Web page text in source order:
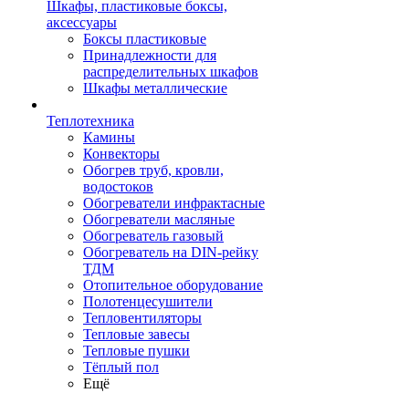
Шкафы, пластиковые боксы,
аксессуары
Боксы пластиковые
Принадлежности для
распределительных шкафов
Шкафы металлические
Теплотехника
Камины
Конвекторы
Обогрев труб, кровли,
водостоков
Обогреватели инфрактасные
Обогреватели масляные
Обогреватель газовый
Обогреватель на DIN-рейку
ТДМ
Отопительное оборудование
Полотенцесушители
Тепловентиляторы
Тепловые завесы
Тепловые пушки
Тёплый пол
Ещё